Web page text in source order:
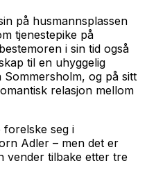
på husmannsplassen
tjenestepike på
i sin tid også
til en uhyggelig
Sommersholm, og på sitt
relasjon mellom
seg i
Adler – men det er
vender tilbake etter tre